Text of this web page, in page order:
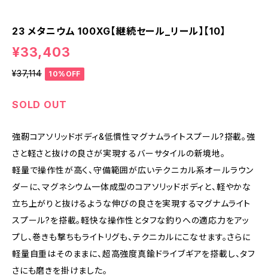
23 メタニウム 100XG【継続セール_リール】【10】
¥33,403
¥37,114 10%OFF
SOLD OUT
強靭コアソリッドボディ&低慣性マグナムライトスプール?搭載。強
さと軽さと抜けの良さが実現するバーサタイルの新境地。
軽量で操作性が高く、守備範囲が広いテクニカル系オールラウン
ダーに、マグネシウム一体成型のコアソリッドボディと、軽やかな
立ち上がりと抜けるような伸びの良さを実現するマグナムライト
スプール?を搭載。軽快な操作性とタフな釣りへの適応力をアッ
プし、巻きも撃ちもライトリグも、テクニカルにこなせます。さらに
軽量自重はそのままに、超高強度真鍮ドライブギアを搭載し、タフ
さにも磨きを掛けました。